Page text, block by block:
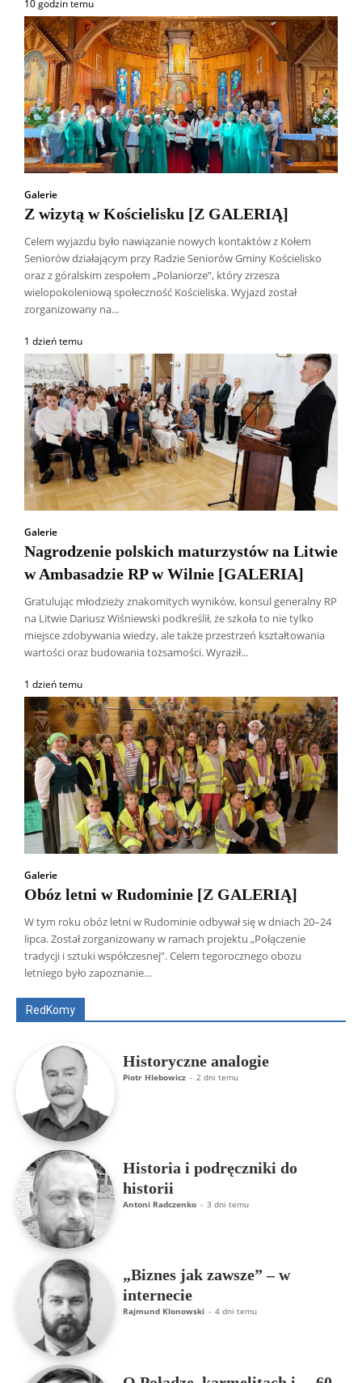
10 godzin temu
Galerie
Z wizytą w Kościelisku [Z GALERIĄ]
Celem wyjazdu było nawiązanie nowych kontaktów z Kołem
Seniorów działającym przy Radzie Seniorów Gminy Kościelisko
oraz z góralskim zespołem „Polaniorze”, który zrzesza
wielopokoleniową społeczność Kościeliska. Wyjazd został
zorganizowany na...
1 dzień temu
Galerie
Nagrodzenie polskich maturzystów na Litwie
w Ambasadzie RP w Wilnie [GALERIA]
Gratulując młodzieży znakomitych wyników, konsul generalny RP
na Litwie Dariusz Wiśniewski podkreślił, że szkoła to nie tylko
miejsce zdobywania wiedzy, ale także przestrzeń kształtowania
wartości oraz budowania tożsamości. Wyraził...
1 dzień temu
Galerie
Obóz letni w Rudominie [Z GALERIĄ]
W tym roku obóz letni w Rudominie odbywał się w dniach 20–24
lipca. Został zorganizowany w ramach projektu „Połączenie
tradycji i sztuki współczesnej”. Celem tegorocznego obozu
letniego było zapoznanie...
RedKomy
Wszyscy Aleksander Borowik
Antoni Radczenko
Artur Płokszto
Grzegorz Górny
ks. Jarosław Wąsowicz SDB
Historyczne analogie
Piotr Hlebowicz - 2 dni temu
Historia i podręczniki do
historii
Antoni Radczenko - 3 dni temu
„Biznes jak zawsze” – w
internecie
Rajmund Klonowski - 4 dni temu